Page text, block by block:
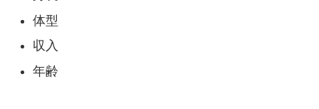
体型
収入
年齢